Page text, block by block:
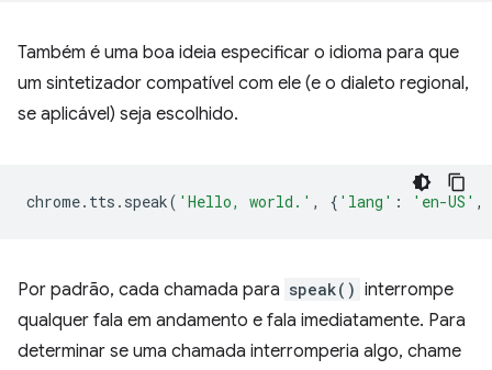
Também é uma boa ideia especificar o idioma para que
um sintetizador compatível com ele (e o dialeto regional,
se aplicável) seja escolhido.
chrome. tts . speak( 'Hello, world.' , { 'lang' : 'en-US' ,
Por padrão, cada chamada para speak() interrompe
qualquer fala em andamento e fala imediatamente. Para
determinar se uma chamada interromperia algo, chame